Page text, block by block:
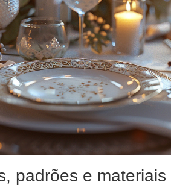
padrões e